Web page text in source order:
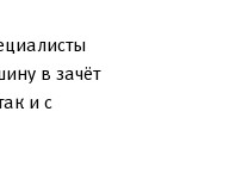
в зачёт
и с